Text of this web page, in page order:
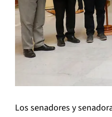
Los senadores y